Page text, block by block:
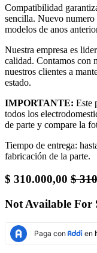
Compatibilidad
sencilla. Nuevo numero
modelos de anos
Nuestra empresa es
calidad. Contamos con
nuestros clientes a
estado.
IMPORTANTE: Este
todos los
de parte y compare la
Tiempo de entrega:
fabricación de la parte.
$ 310.000,00 $
Not Available For